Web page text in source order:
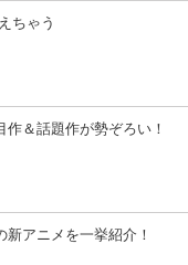
ちゃう
＆話題作が勢ぞろい！
新アニメを一挙紹介！